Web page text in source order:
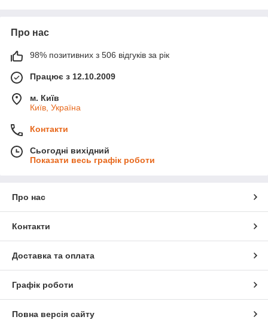
Про нас
98% позитивних з 506 відгуків за рік
Працює з 12.10.2009
м. Київ
Київ, Україна
Контакти
Сьогодні вихідний
Показати весь графік роботи
Про нас
Контакти
Доставка та оплата
Графік роботи
Повна версія сайту